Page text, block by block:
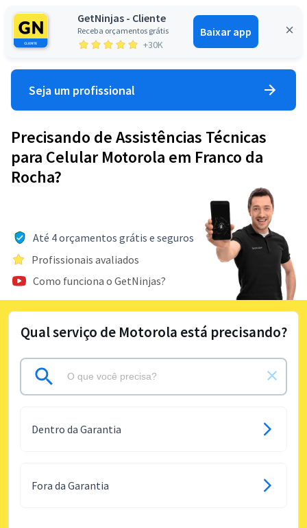
GetNinjas - Cliente
Receba orçamentos grátis
+30K
Baixar app
Entrar
Seja um profissional
Precisando de Assistências Técnicas
para Celular Motorola em Franco da
Rocha?
Até 4 orçamentos grátis e seguros
Profissionais avaliados
Como funciona o GetNinjas?
Qual serviço de Motorola está precisando?
Dentro da Garantia
Fora da Garantia